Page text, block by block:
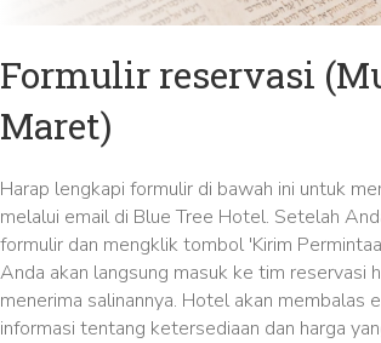
Formulir reservasi
Maret)
Harap lengkapi formulir di bawah ini untuk
melalui email di Blue Tree Hotel. Setelah
formulir dan mengklik tombol 'Kirim
Anda akan langsung masuk ke tim reservasi
menerima salinannya. Hotel akan membalas
informasi tentang ketersediaan dan harga